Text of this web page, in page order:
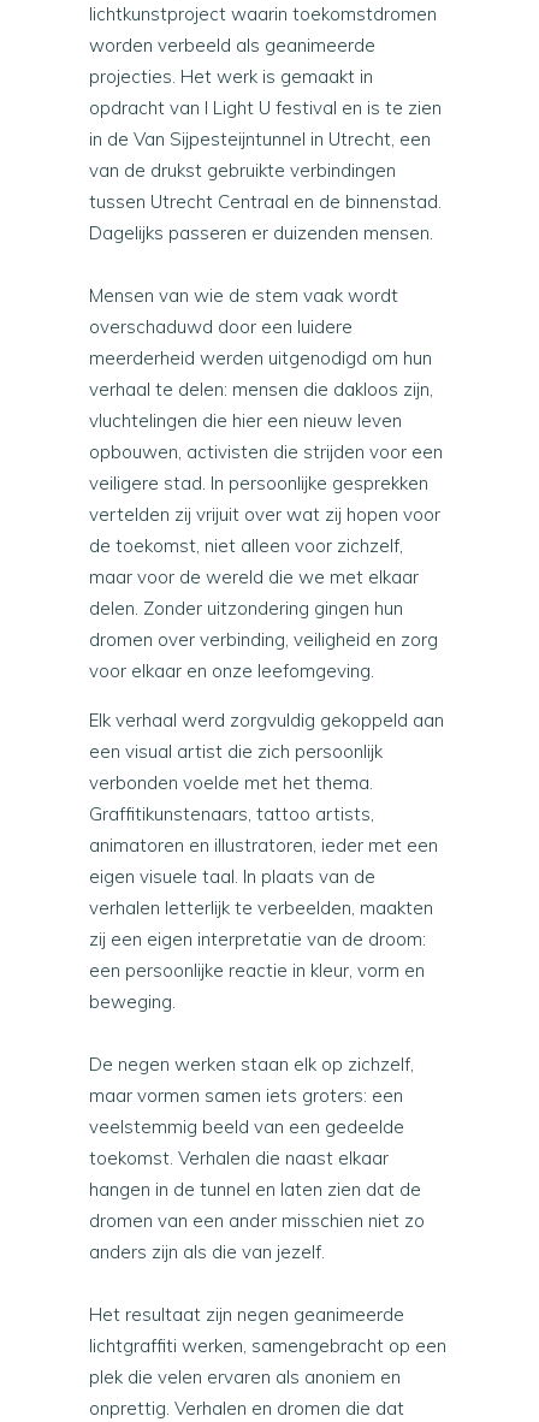
lichtkunstproject waarin toekomstdromen
worden verbeeld als geanimeerde
projecties. Het werk is gemaakt in
opdracht van I Light U festival en is te zien
in de Van Sijpesteijntunnel in Utrecht, een
van de drukst gebruikte verbindingen
tussen Utrecht Centraal en de binnenstad.
Dagelijks passeren er duizenden mensen.
Mensen van wie de stem vaak wordt
overschaduwd door een luidere
meerderheid werden uitgenodigd om hun
verhaal te delen: mensen die dakloos zijn,
vluchtelingen die hier een nieuw leven
opbouwen, activisten die strijden voor een
veiligere stad. In persoonlijke gesprekken
vertelden zij vrijuit over wat zij hopen voor
de toekomst, niet alleen voor zichzelf,
maar voor de wereld die we met elkaar
delen. Zonder uitzondering gingen hun
dromen over verbinding, veiligheid en zorg
voor elkaar en onze leefomgeving.
Elk verhaal werd zorgvuldig gekoppeld aan
een visual artist die zich persoonlijk
verbonden voelde met het thema.
Graffitikunstenaars, tattoo artists,
animatoren en illustratoren, ieder met een
eigen visuele taal. In plaats van de
verhalen letterlijk te verbeelden, maakten
zij een eigen interpretatie van de droom:
een persoonlijke reactie in kleur, vorm en
beweging.
De negen werken staan elk op zichzelf,
maar vormen samen iets groters: een
veelstemmig beeld van een gedeelde
toekomst. Verhalen die naast elkaar
hangen in de tunnel en laten zien dat de
dromen van een ander misschien niet zo
anders zijn als die van jezelf.
Het resultaat zijn negen geanimeerde
lichtgraffiti werken, samengebracht op een
plek die velen ervaren als anoniem en
onprettig. Verhalen en dromen die dat